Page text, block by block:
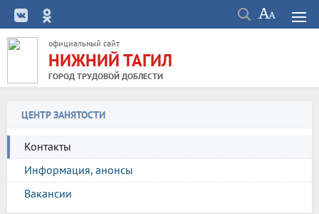
официальный сайт
НИЖНИЙ ТАГИЛ
ГОРОД ТРУДОВОЙ ДОБЛЕСТИ
ЦЕНТР ЗАНЯТОСТИ
Контакты
Информация, анонсы
Вакансии